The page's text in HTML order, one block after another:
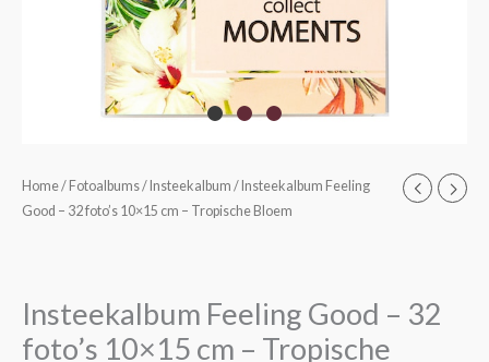
Home/ Fotoalbums/ Insteekalbum / Insteekalbum Feeling
Good – 32 foto’s 10×15 cm – Tropische Bloem
Insteekalbum Feeling Good – 32
foto’s 10×15 cm – Tropische
Insteekalbum
Feeling
foto's
10x15